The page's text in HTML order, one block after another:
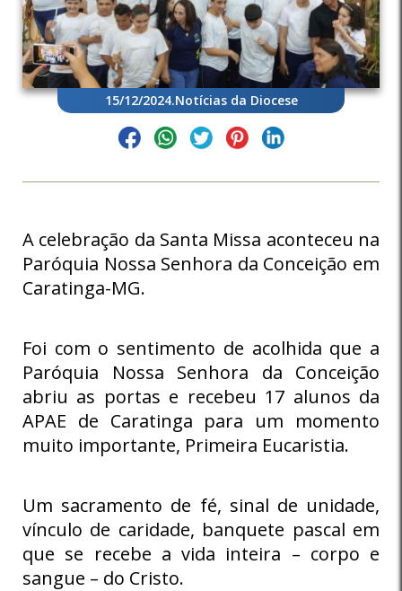
15/12/2024.Notícias da Diocese
A celebração da Santa Missa aconteceu na
Paróquia Nossa Senhora da Conceição em
Caratinga-MG.
Foi com o sentimento de acolhida que a
Paróquia Nossa Senhora da Conceição
abriu as portas e recebeu 17 alunos da
APAE de Caratinga para um momento
muito importante, Primeira Eucaristia.
Um sacramento de fé, sinal de unidade,
vínculo de caridade, banquete pascal em
que se recebe a vida inteira – corpo e
sangue – do Cristo.